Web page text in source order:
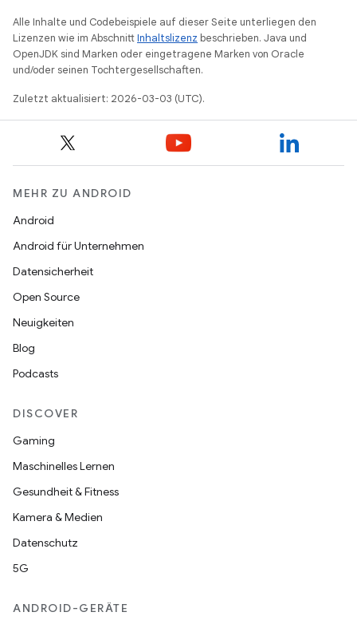
Alle Inhalte und Codebeispiele auf dieser Seite unterliegen den
Lizenzen wie im AbschnittInhaltslizenz beschrieben. Java und
OpenJDK sind Marken oder eingetragene Marken von Oracle
und/oder seinen Tochtergesellschaften.
Zuletzt aktualisiert: 2026-03-03 (UTC).
MEHR ZU ANDROID
Android
Android für Unternehmen
Datensicherheit
Open Source
Neuigkeiten
Blog
Podcasts
DISCOVER
Gaming
Maschinelles Lernen
Gesundheit & Fitness
Kamera & Medien
Datenschutz
5G
ANDROID-GERÄTE